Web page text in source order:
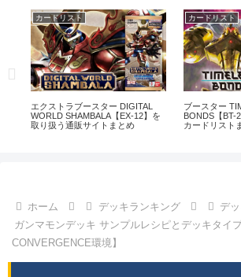
カードリスト
エクストラブースター DIGITAL
WORLD SHAMBALA【EX-12】を
取り扱う通販サイトまとめ
カードリスト
ブースター
BONDS【BT-
カードリスト
ホーム デッキランキング
デ
ガンマモンデッキ サンプルレシピとデッキタイ
CONVERGENCE環境】